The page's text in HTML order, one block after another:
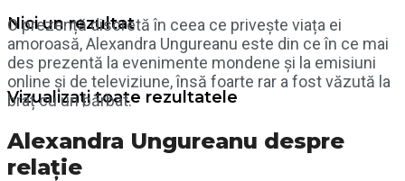
Nici un rezultat
Vizualizați toate rezultatele
O prezență discretă în ceea ce privește viața ei
amoroasă, Alexandra Ungureanu este din ce în ce mai
des prezentă la evenimente mondene și la emisiuni
online și de televiziune, însă foarte rar a fost văzută la
braț cu un bărbat.
Alexandra Ungureanu despre
relație